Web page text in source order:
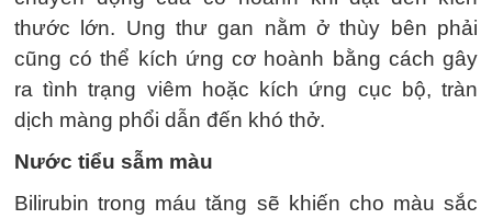
thước lớn. Ung thư gan nằm ở thùy bên phải
cũng có thể kích ứng cơ hoành bằng cách gây
ra tình trạng viêm hoặc kích ứng cục bộ, tràn
dịch màng phổi dẫn đến khó thở.
Nước tiểu sẫm màu
Bilirubin trong máu tăng sẽ khiến cho màu sắc